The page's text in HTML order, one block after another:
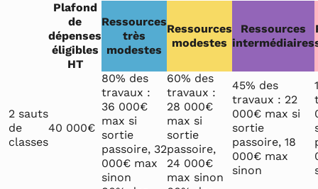
Plafond
de
dépenses
éligibles
HT
Ressources
très
modestes
Ressources
modestes
Ressources
intermédiaires
2 sauts
de
classes
40 000€
80% des
travaux :
36 000€
max si
sortie
passoire, 32
000€ max
sinon
60% des
travaux :
28 000€
max si
sortie
passoire,
24 000€
max sinon
45% des
travaux : 22
000€ max si
sortie
passoire, 18
000€ max
sinon